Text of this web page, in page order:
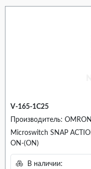
V-165-1C25
Производитель:
Microswitch SNAP
ON-(ON)
В наличии: